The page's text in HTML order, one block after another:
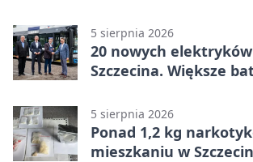
5 sierpnia 2026
20 nowych
Szczecina. Większe
5 sierpnia 2026
Ponad 1,2 kg
mieszkaniu w